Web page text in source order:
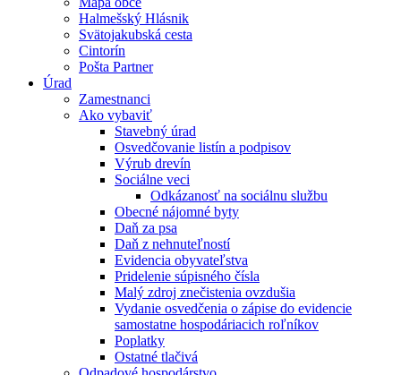
Halmešský Hlásnik
Svätojakubská cesta
Cintorín
Pošta Partner
Úrad
Zamestnanci
Ako vybaviť
Stavebný úrad
Osvedčovanie listín a podpisov
Výrub drevín
Sociálne veci
Odkázanosť na sociálnu službu
Obecné nájomné byty
Daň za psa
Daň z nehnuteľností
Evidencia obyvateľstva
Pridelenie súpisného čísla
Malý zdroj znečistenia ovzdušia
Vydanie osvedčenia o zápise do evidencie
samostatne hospodáriacich roľníkov
Poplatky
Ostatné tlačivá